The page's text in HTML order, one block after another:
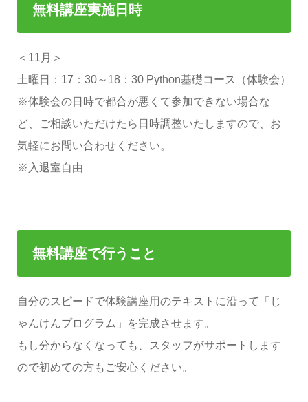
無料講座実施日時
＜11月＞
土曜日：17：30～18：30 Python基礎コース（体験会）
※体験会の日時で都合が悪くて参加できない場合な
ど、ご相談いただけたら日時調整いたしますので、お
気軽にお問い合わせください。
※入退室自由
無料講座で行うこと
自分のスピードで体験講座用のテキストに沿って「じ
ゃんけんプログラム」を完成させます。
もし分からなくなっても、スタッフがサポートします
ので初めての方もご安心ください。